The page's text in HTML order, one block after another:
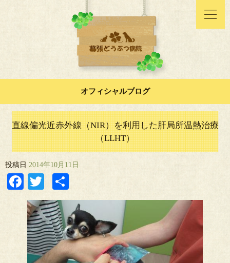
オフィシャルブログ
直線偏光近赤外線（NIR）を利用した肝局所温熱治療
（LLHT）
投稿日 2014年10月11日
Facebook
Twitter
有